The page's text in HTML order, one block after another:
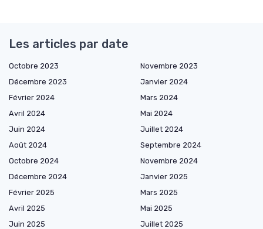
Les articles par date
Octobre 2023
Novembre 2023
Décembre 2023
Janvier 2024
Février 2024
Mars 2024
Avril 2024
Mai 2024
Juin 2024
Juillet 2024
Août 2024
Septembre 2024
Octobre 2024
Novembre 2024
Décembre 2024
Janvier 2025
Février 2025
Mars 2025
Avril 2025
Mai 2025
Juin 2025
Juillet 2025